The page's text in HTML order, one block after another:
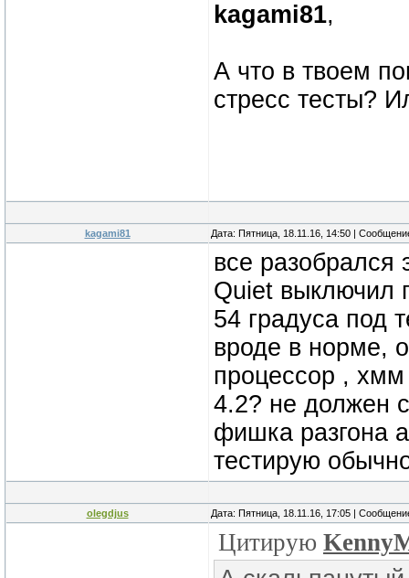
kagami81,
А что в твоем
стресс тесты?
kagami81 Дата: Пятница, 18.11.16, 14:50 |
все разобрался
Quiet выключил
54 градуса под
вроде в норме,
процессор , хмм
4.2? не должен
фишка разгона
тестирую
olegdjus Дата: Пятница, 18.11.16, 17:05 |
Цитирую